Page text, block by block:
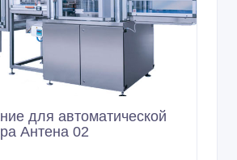
для автоматической
Антена 02